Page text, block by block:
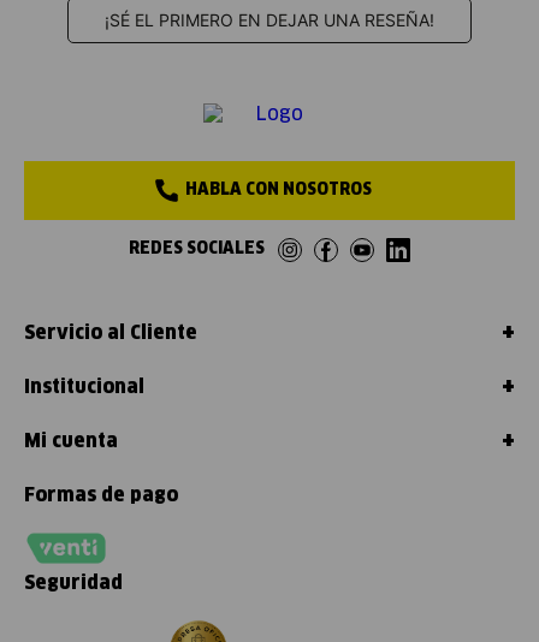
¡SÉ EL PRIMERO EN DEJAR UNA RESEÑA!
HABLA CON NOSOTROS
REDES SOCIALES
Servicio al Cliente +
Institucional +
Mi cuenta +
Formas de pago
Seguridad